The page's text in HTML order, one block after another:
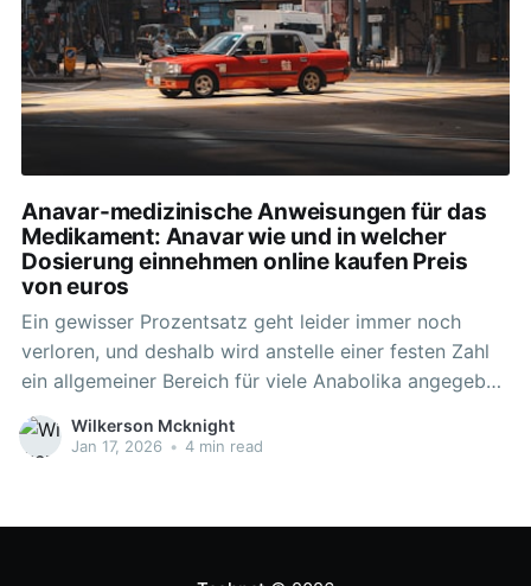
Anavar-medizinische Anweisungen für das
Medikament: Anavar wie und in welcher
Dosierung einnehmen online kaufen Preis
von euros
Ein gewisser Prozentsatz geht leider immer noch
verloren, und deshalb wird anstelle einer festen Zahl
ein allgemeiner Bereich für viele Anabolika angegeben
(meistens orale Verbindungen aus den angegebenen
Gründen, da die Stärke aufgrund des
Dopinglaboratorium Laboratorio de Analises de
Wilkerson Mcknight
Jan 17, 2026 • 4 min read